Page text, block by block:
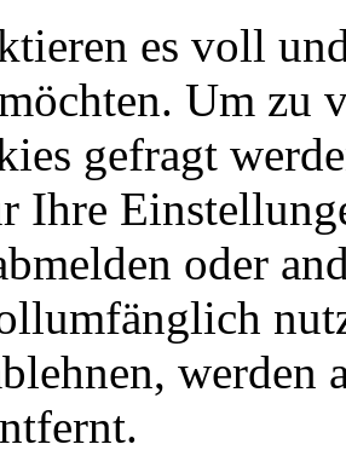
es voll
Um zu
gefragt
Ihre
oder
werden